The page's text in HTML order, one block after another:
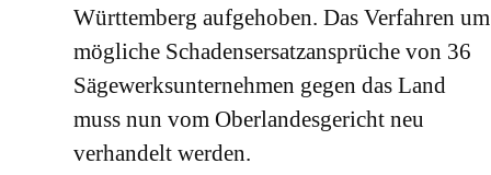
Württemberg aufgehoben. Das Verfahren um
mögliche Schadensersatzansprüche von 36
Sägewerksunternehmen gegen das Land
muss nun vom Oberlandesgericht neu
verhandelt werden.